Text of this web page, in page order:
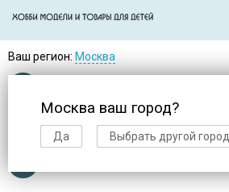
Ваш регион: Москва
Москва ваш город?
Да Выбрать другой город
Доставкав день заказа